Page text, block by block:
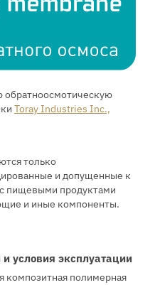
Toray Industries Inc.,
только
и допущенные к
пищевыми продуктами
и иные компоненты.
условия эксплуатации
композитная полимерная